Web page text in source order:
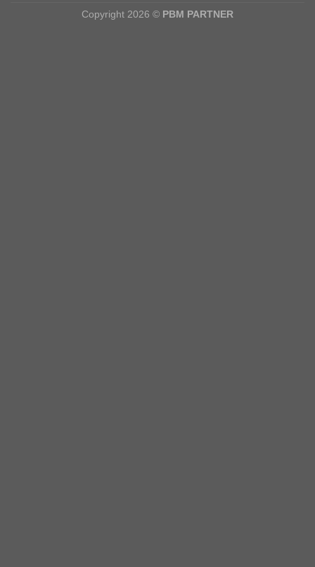
Copyright 2026 © PBM PARTNER